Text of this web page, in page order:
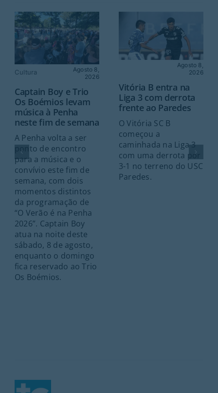
Cultura
Agosto 8,
2026
Captain Boy e Trio
Os Boémios levam
música à Penha
neste fim de semana
A Penha volta a ser
ponto de encontro
para a música e o
convívio este fim de
semana, com dois
momentos distintos
da programação de
“O Verão é na Penha
2026”. Captain Boy
atua na noite deste
sábado, 8 de agosto,
enquanto o domingo
fica reservado ao Trio
Os Boémios.
Agosto 8,
2026
Vitória B entra na
Liga 3 com derrota
frente ao Paredes
O Vitória SC B
começou a
caminhada na Liga 3
com uma derrota por
3-1 no terreno do USC
Paredes.